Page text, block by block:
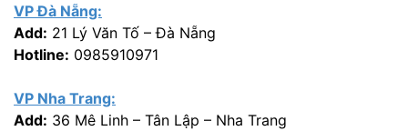
VP Đà Nẵng:
Add: 21 Lý Văn Tố – Đà Nẵng
Hotline: 0985910971
VP Nha Trang:
Add: 36 Mê Linh – Tân Lập – Nha Trang